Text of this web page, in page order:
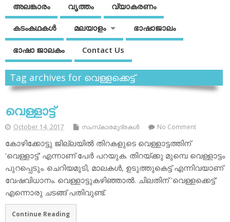
അലങ്കാരം വൃത്തം വ്യാകരണം
കടംകഥകള്‍ മലയാളം ഭാഷാജാലം
ഭാഷാ ജാലകം Contact Us
Tag archives for വെള്ളക്കെട്ട്
വെള്ളാട്ട്
October 14, 2017 സംസ്‌കാരമുദ്രകള്‍ No Comment
കോഴിക്കോട്ടു ജില്ലയില്‍ തിറകളുടെ വെള്ളാട്ടത്തിന്
'വെള്ളാട്ട്' എന്നാണ് പേര്‍ പറയുക. തിറയ്ക്കു മുമ്പെ വെള്ളാട്ടം
പുറപ്പെടും. ചെറിയമുടി, മാലകള്‍, ഉടുത്തുകെട്ട് എന്നിവയാണ്
വേഷവിധാനം. വെള്ളാട്ടുകഴിഞ്ഞാല്‍. ചിലതിന് 'വെള്ളക്കെട്ട്'
എന്നൊരു ചടങ്ങ് പതിവുണ്ട്.
Continue Reading